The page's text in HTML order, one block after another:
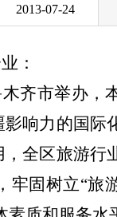
2013-07-24
：
木齐市举办，
响力的国际
全区旅游行
固树立“旅